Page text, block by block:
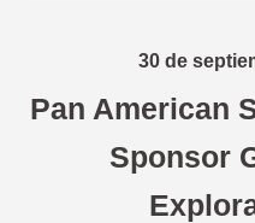
30 de
Pan American
Sponsor